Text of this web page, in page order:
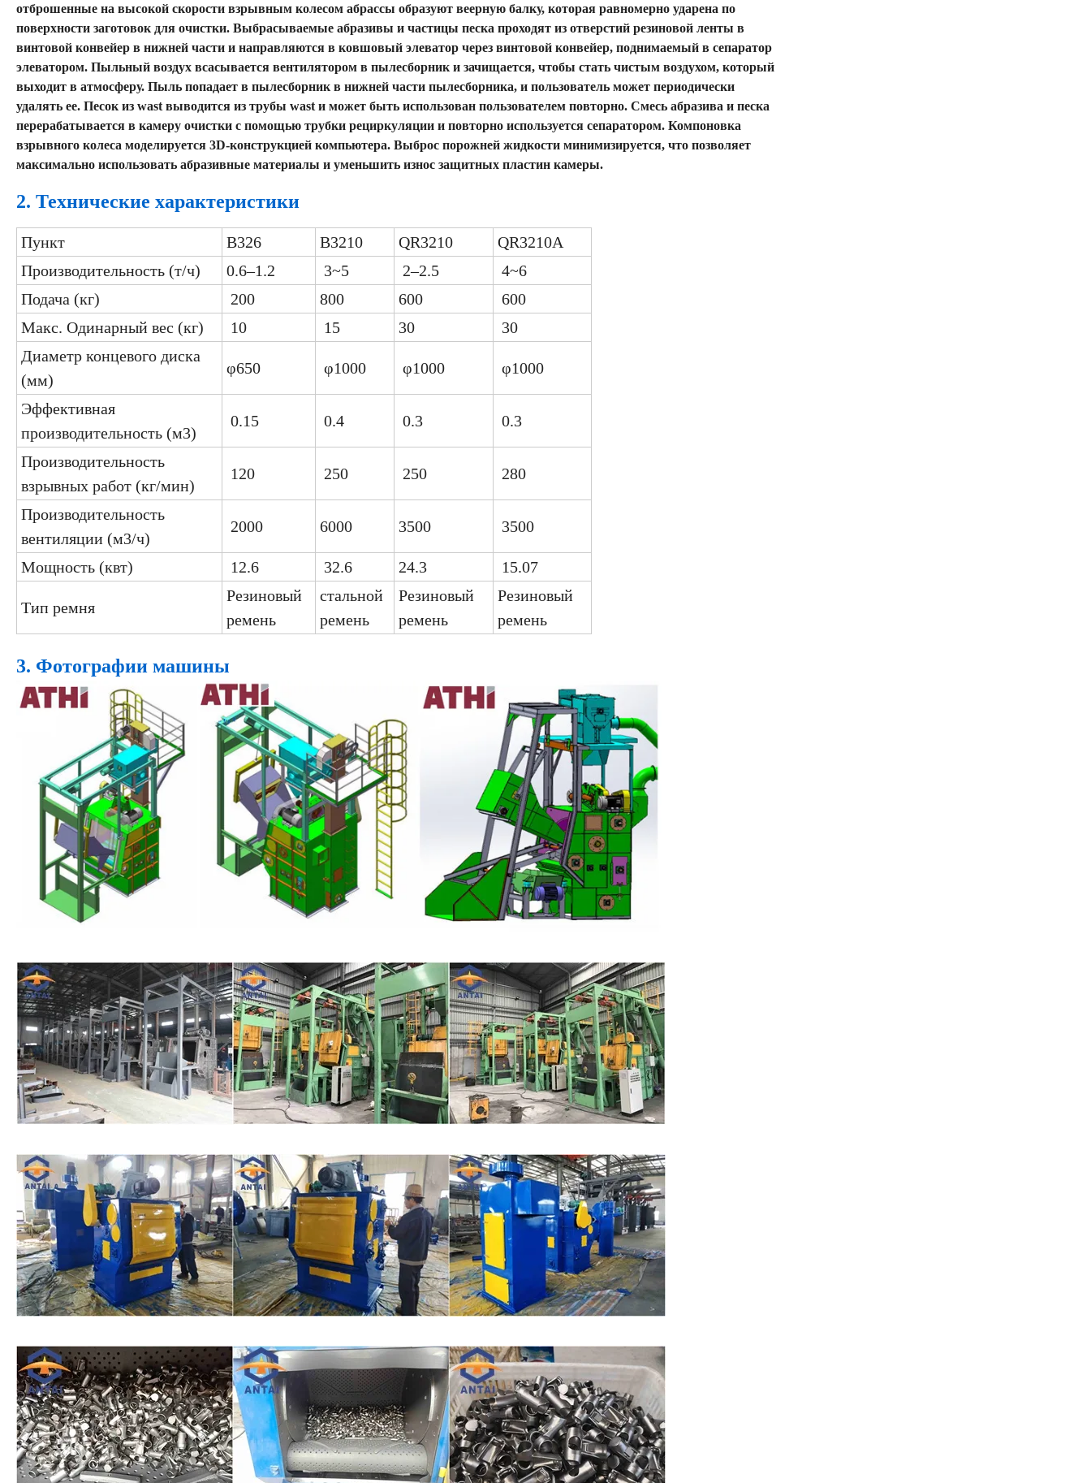
отброшенные на высокой скорости взрывным колесом абрассы образуют веерную балку, которая равномерно ударена по
поверхности заготовок для очистки. Выбрасываемые абразивы и частицы песка проходят из отверстий резиновой ленты в
винтовой конвейер в нижней части и направляются в ковшовый элеватор через винтовой конвейер, поднимаемый в сепаратор
элеватором. Пыльный воздух всасывается вентилятором в пылесборник и зачищается, чтобы стать чистым воздухом, который
выходит в атмосферу. Пыль попадает в пылесборник в нижней части пылесборника, и пользователь может периодически
удалять ее. Песок из wast выводится из трубы wast и может быть использован пользователем повторно. Смесь абразива и песка
перерабатывается в камеру очистки с помощью трубки рециркуляции и повторно используется сепаратором. Компоновка
взрывного колеса моделируется 3D-конструкцией компьютера. Выброс порожней жидкости минимизируется, что позволяет
максимально использовать абразивные материалы и уменьшить износ защитных пластин камеры.
2. Технические характеристики
Пункт В326 В3210 QR3210
QR3210A
Производительность (т/ч)
0.6–1.2 3~5 2–2.5
4~6
Подача (кг)
200 800 600
600
Макс. Одинарный вес (кг)
10 15 30
30
Диаметр концевого диска
(мм)
φ650 φ1000 φ1000 φ1000
Эффективная
производительность (м3)
0.15 0.4 0.3 0.3
Производительность
взрывных работ (кг/мин)
120 250 250 280
Производительность
вентиляции (м3/ч)
2000 6000 3500 3500
Мощность (квт) 12.6 32.6 24.3 15.07
Тип ремня
Резиновый
ремень
стальной
ремень
Резиновый
ремень
Резиновый
ремень
3. Фотографии машины